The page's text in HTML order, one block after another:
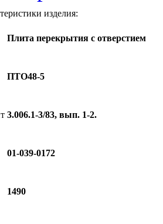
изделия:
Плита перекрытия с отверстием
ПТО48-5
3.006.1-3/83, вып. 1-2.
01-039-0172
1490